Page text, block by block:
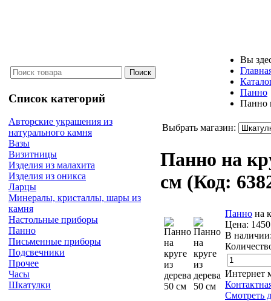
Список категорий
Авторские украшения из
натурального камня
Вазы
Визитницы
Изделия из малахита
Изделия из оникса
Ларцы
Минералы, кристаллы, шары из
камня
Настольные приборы
Панно
Письменные приборы
Подсвечники
Прочее
Часы
Шкатулки
Вы
Панно
Панно
Выбрать магазин:
Панно на
см (Код:
Панно на
Цена:
В
Интернет
Смотреть